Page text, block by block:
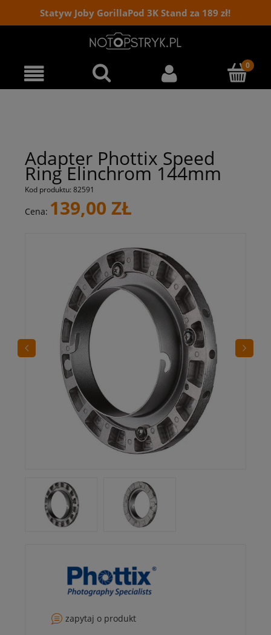
Statyw Joby GorillaPod 3K Stand za 189 zł!
Adapter Phottix Speed
Ring Elinchrom 144mm
Kod produktu: 82591
Cena: 139,00 ZŁ
zapytaj o produkt